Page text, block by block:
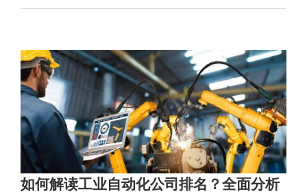
如何解读工业自动化公司排名？全面分析